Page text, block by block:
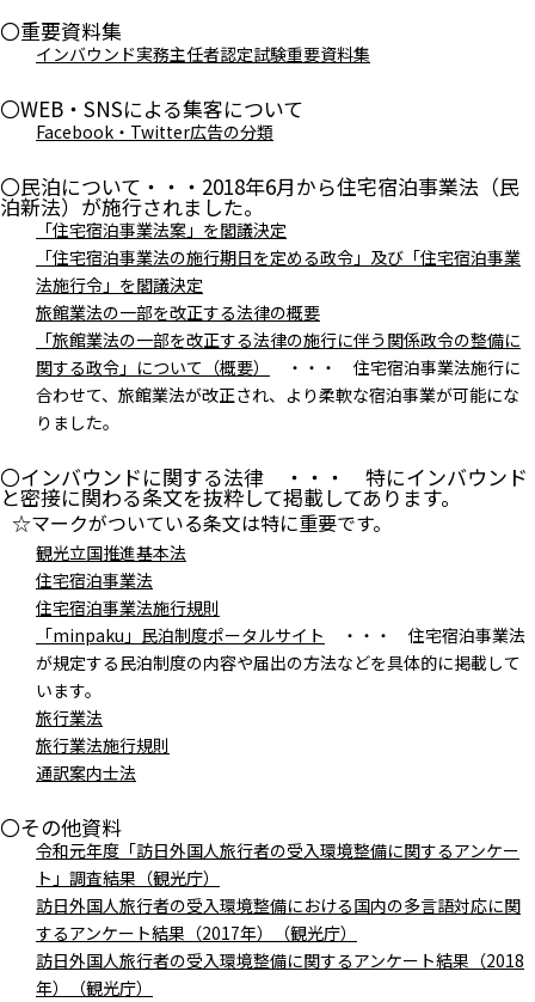
〇重要資料集
インバウンド実務主任者認定試験重要資料集
〇WEB・SNSによる集客について
Facebook・Twitter広告の分類
〇民泊について・・・2018年6月から住宅宿泊事業法（民
泊新法）が施行されました。
「住宅宿泊事業法案」を閣議決定
「住宅宿泊事業法の施行期日を定める政令」及び「住宅宿泊事業
法施行令」を閣議決定
旅館業法の一部を改正する法律の概要
「旅館業法の一部を改正する法律の施行に伴う関係政令の整備に
関する政令」について（概要）
・・・ 住宅宿泊事業法施行に
合わせて、旅館業法が改正され、より柔軟な宿泊事業が可能にな
りました。
〇インバウンドに関する法律 ・・・ 特にインバウンド
と密接に関わる条文を抜粋して掲載してあります。
☆マークがついている条文は特に重要です。
観光立国推進基本法
住宅宿泊事業法
住宅宿泊事業法施行規則
「minpaku」民泊制度ポータルサイト ・・・ 住宅宿泊事業法
が規定する民泊制度の内容や届出の方法などを具体的に掲載して
います。
旅行業法
旅行業法施行規則
通訳案内士法
〇その他資料
令和元年度「訪日外国人旅行者の受入環境整備に関するアンケー
ト」調査結果（観光庁）
訪日外国人旅行者の受入環境整備における国内の多言語対応に関
するアンケート結果（2017年）（観光庁）
訪日外国人旅行者の受入環境整備に関するアンケート結果（2018
年）（観光庁）